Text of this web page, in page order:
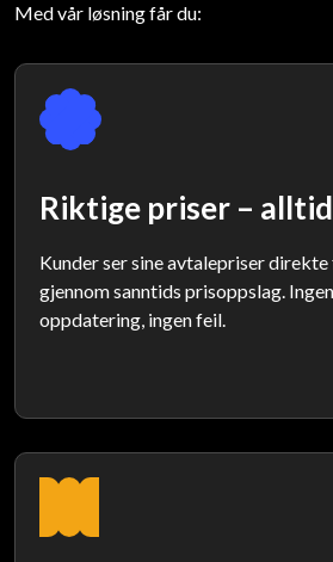
Med vår løsning får du:
Riktige priser – alltid
Kunder ser sine avtalepriser
gjennom sanntids prisoppslag.
oppdatering, ingen feil.